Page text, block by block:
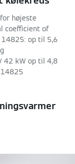
højeste
coefficient of
14825: op til 5,6
42 kW op til 4,8
14825